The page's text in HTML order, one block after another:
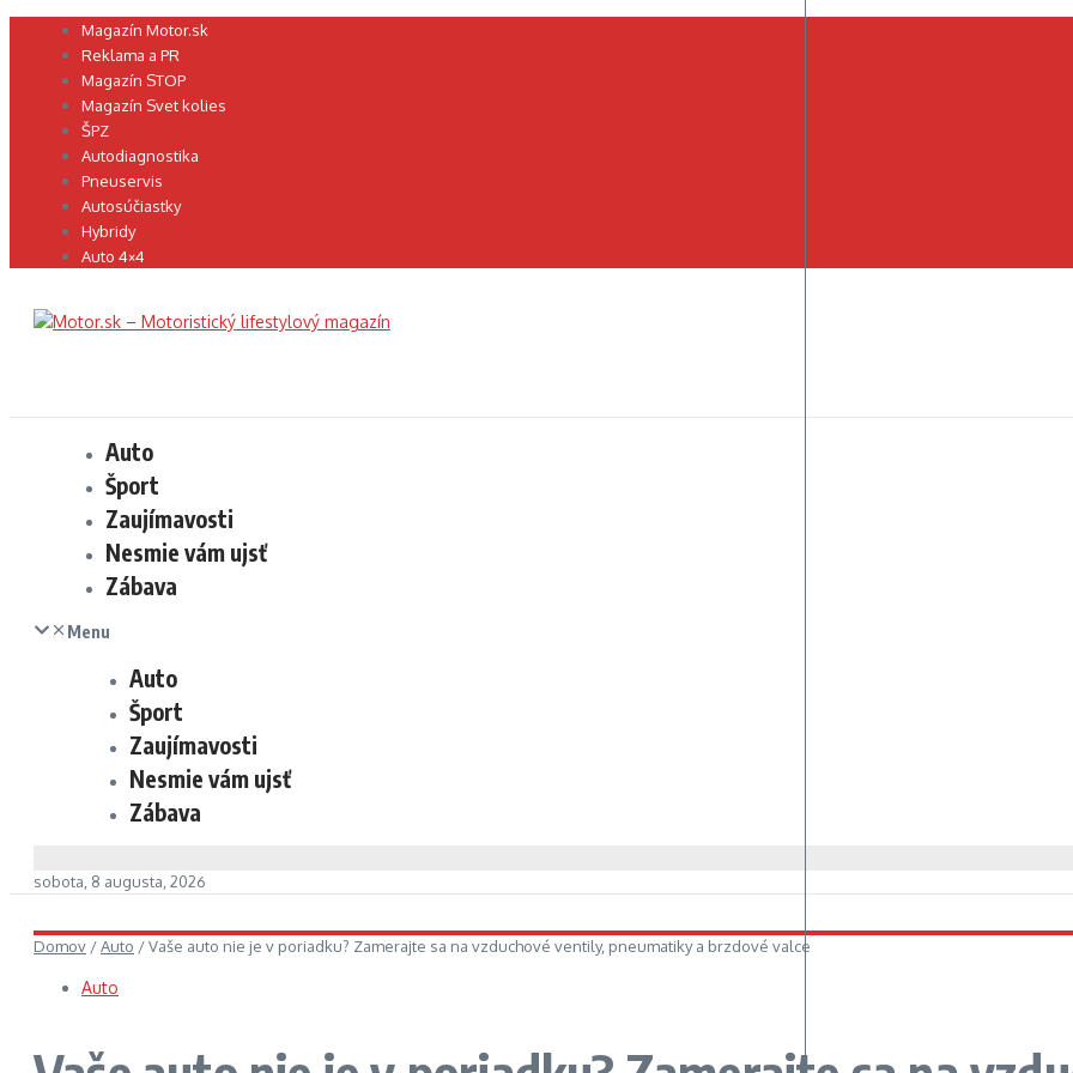
Preskočiť Magazín Motor.sk
Reklama a PR
Magazín STOP
Magazín Svet kolies
ŠPZ
Autodiagnostika
Pneuservis
Autosúčiastky
Hybridy
Auto 4×4
Auto
Šport
Zaujímavosti
Nesmie vám ujsť
Zábava
Menu
Auto
Šport
Zaujímavosti
Nesmie vám ujsť
Zábava
sobota, 8 augusta, 2026
Domov /Auto /Vaše auto nie je v poriadku? Zamerajte sa na vzduchové ventily, pneumatiky a brzdové valce
Auto